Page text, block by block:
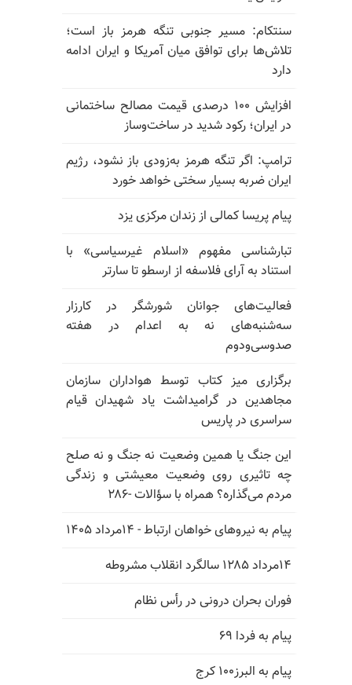
سنتکام: مسیر جنوبی تنگه هرمز باز است؛
تلاش‌ها برای توافق میان آمریکا و ایران ادامه
دارد
افزایش ۱۰۰ درصدی قیمت مصالح ساختمانی
در ایران؛ رکود شدید در ساخت‌وساز
ترامپ: اگر تنگه هرمز به‌زودی باز نشود، رژیم
ایران ضربه بسیار سختی خواهد خورد
پیام پریسا کمالی از زندان مرکزی یزد
تبارشناسی مفهوم «اسلام غیرسیاسی» با
استناد به آرای فلاسفه از ارسطو تا سارتر
فعالیت‌های جوانان شورشگر در کارزار
سه‌شنبه‌های نه به اعدام در هفته
صدوسی‌و‌دوم
برگزاری میز کتاب توسط هواداران سازمان
مجاهدین در گرامیداشت یاد شهیدان قیام
سراسری در پاریس
این جنگ یا همین وضعیت نه جنگ و نه صلح
چه تاثیری روی وضعیت معیشتی و زندگی
مردم می‌گذاره؟ همراه با سؤالات -۲۸۶
پیام به نیروهای خواهان ارتباط - ۱۴مرداد ۱۴۰۵
۱۴مرداد ۱۲۸۵ سالگرد انقلاب مشروطه
فوران بحران درونی در رأس نظام
پیام به فردا ۶۹
پیام به البرز۱۰۰ کرج